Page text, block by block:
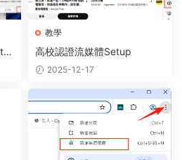
P
教學
高校認證流媒體Setup
2025-12-17